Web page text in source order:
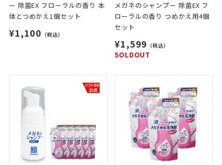
ー 除菌EX フローラルの香り 本
体とつめかえ1個セット
¥1,100 （税込）
メガネのシャンプー 除菌EX フ
ローラルの香り つめかえ用4個
セット
¥1,599 （税込）
SOLDOUT